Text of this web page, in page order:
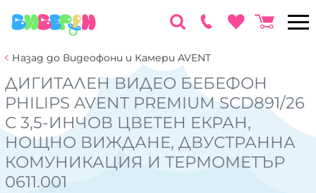
Назад до Видеофони и Камери AVENT
ДИГИТАЛЕН ВИДЕО БЕБЕФОН
PHILIPS AVENT PREMIUM SCD891/26
С 3,5-ИНЧОВ ЦВЕТЕН ЕКРАН,
НОЩНО ВИЖДАНЕ, ДВУСТРАННА
КОМУНИКАЦИЯ И ТЕРМОМЕТЪР
0611.001